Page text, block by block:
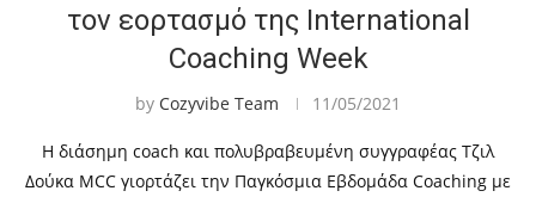
τον εορτασμό της International
Coaching Week
by Cozyvibe Team 11/05/2021
Η διάσημη coach και πολυβραβευμένη συγγραφέας Τζιλ
Δούκα MCC γιορτάζει την Παγκόσμια Εβδομάδα Coaching με